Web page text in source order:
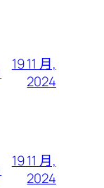
19 11 月,
2024
19 11 月,
2024